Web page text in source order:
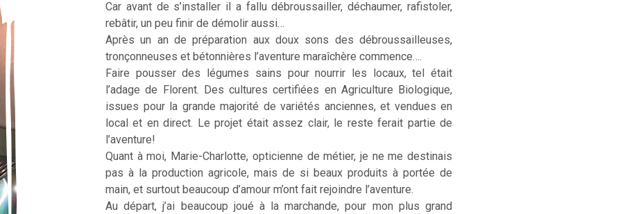
Car avant de s’installer il a fallu débroussailler, déchaumer, rafistoler,
rebâtir, un peu finir de démolir aussi…
Après un an de préparation aux doux sons des débroussailleuses,
tronçonneuses et bétonnières l’aventure maraîchère commence….
Faire pousser des légumes sains pour nourrir les locaux, tel était
l’adage de Florent. Des cultures certifiées en Agriculture Biologique,
issues pour la grande majorité de variétés anciennes, et vendues en
local et en direct. Le projet était assez clair, le reste ferait partie de
l’aventure!
Quant à moi, Marie-Charlotte, opticienne de métier, je ne me destinais
pas à la production agricole, mais de si beaux produits à portée de
main, et surtout beaucoup d’amour m’ont fait rejoindre l’aventure.
Au départ, j’ai beaucoup joué à la marchande, pour mon plus grand